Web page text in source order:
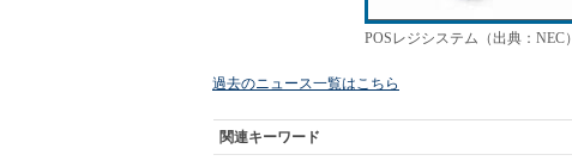
POSレジシステム（出典：NEC）
過去のニュース一覧はこちら
関連キーワード